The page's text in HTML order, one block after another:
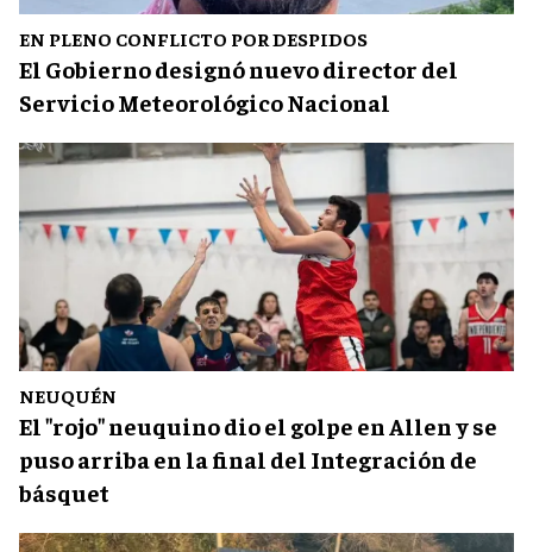
EN PLENO CONFLICTO POR DESPIDOS
El Gobierno designó nuevo director del
Servicio Meteorológico Nacional
NEUQUÉN
El "rojo" neuquino dio el golpe en Allen y se
puso arriba en la final del Integración de
básquet